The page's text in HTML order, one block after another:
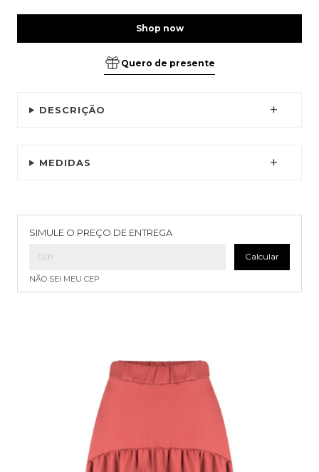
Quero de presente
DESCRIÇÃO
MEDIDAS
SIMULE O PREÇO DE ENTREGA
Calcular
NÃO SEI MEU CEP